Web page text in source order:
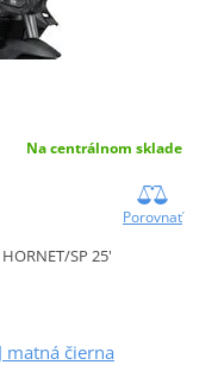
Na centrálnom sklade
Porovnať
SP 25'
matná čierna